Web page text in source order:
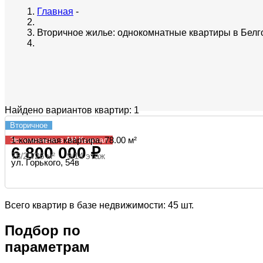
Главная -
Вторичное жилье: однокомнатные квартиры в
Найдено вариантов квартир: 1
Вторичное
Эксклюзивно в АН Квартал
1-комнатная квартира, 78.00 м²
6 800 000 ₽
78/20/26 м² 9/14 этаж
ул. Горького, 54в
Всего квартир в базе недвижимости: 45 шт.
Подбор по
параметрам